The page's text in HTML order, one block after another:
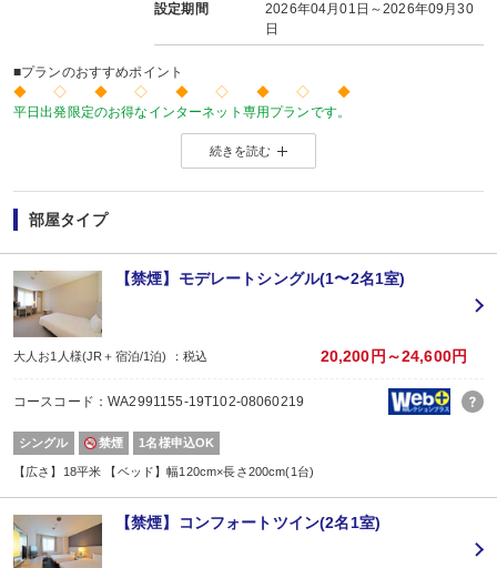
設定期間
2026年04月01日～2026年09月30
日
■プランのおすすめポイント
◆ ◇ ◆ ◇ ◆ ◇ ◆ ◇ ◆
平日出発限定のお得なインターネット専用プランです。
価格を抑えたい！人が多い土日祝日を避けてゆったり旅をしたい！
◆ ◇ ◆ ◇ ◆ ◇ ◆ ◇ ◆
【早期申込☆21日前までがお得♪】
ご宿泊の21日前までお得な料金でお申込できるプランです。
■夕食
なし
■朝食
場所:
レストラン
内容:
続きを読む
部屋タイプ
【禁煙】モデレートシングル(1〜2名1室)
大人お1人様(JR＋宿泊/1泊) ：税込 20,200円～24,600円
コースコード：WA2991155-19T102-08060219
シングル 禁煙 1名様申込OK
【広さ】18平米 【ベッド】幅120cm×長さ200cm(1台)
【禁煙】コンフォートツイン(2名1室)